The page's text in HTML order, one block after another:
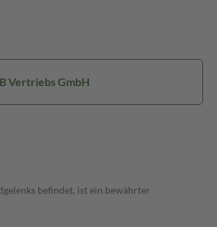
Vertriebs GmbH
befindet, ist ein bewährter